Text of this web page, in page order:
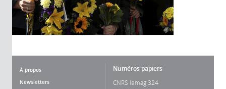
À propos
Newsletters
Numéros papiers
CNRS lemag 324